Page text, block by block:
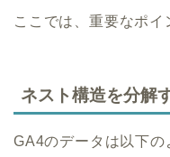
ここでは、重要なポイ
ネスト構造を分解
GA4のデータは以下の